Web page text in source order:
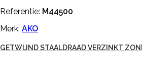
Referentie: M44500
Merk: AKO
GETWIJND STAALDRAAD VERZINKT